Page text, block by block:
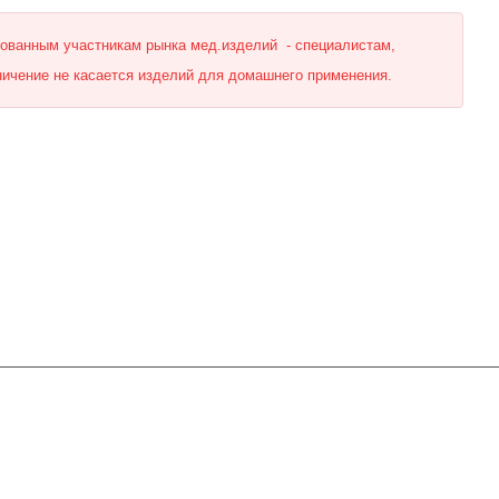
участникам рынка мед.изделий - специалистам,
не касается изделий для домашнего применения.